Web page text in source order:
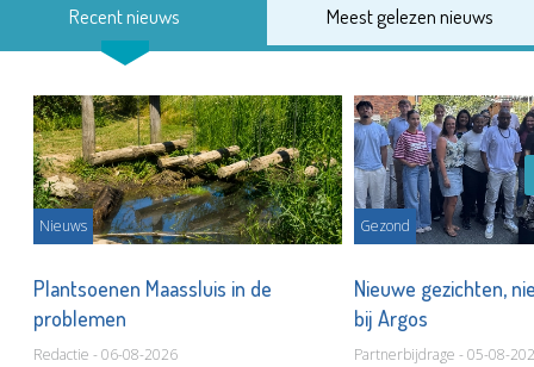
Recent nieuws Meest gelezen nieuws
Nieuws
Plantsoenen Maassluis in de
problemen
Redactie - 06-08-2026
Gezond
Nieuwe gezichten,
bij Argos
Partnerbijdrage - 05-08-